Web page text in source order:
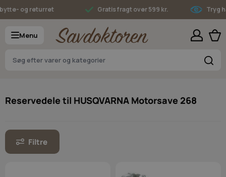
Skip to Content
og returret Gratis fragt over 599 kr. Tryg
Menu
Reservedele til HUSQVARNA Motorsave 268
Filtre